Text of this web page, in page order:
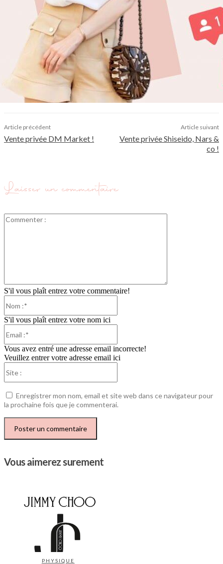
Article précédent
Vente privée DM Market !
Article suivant
Vente privée Shiseido, Nars &
co !
Laisser un commentaire
S'il vous plaît entrez votre commentaire!
S'il vous plaît entrez votre nom ici
Vous avez entré une adresse email incorrecte!
Veuillez entrer votre adresse email ici
Enregistrer mon nom, email et site web dans ce navigateur pour
la prochaine fois que je commenterai.
Vous aimerez surement
PHYSIQUE